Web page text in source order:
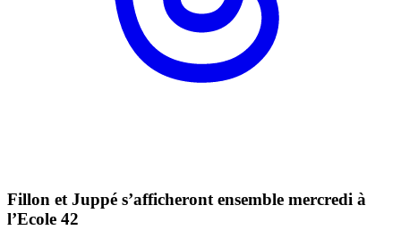
Fillon et Juppé s’afficheront ensemble mercredi à
l’Ecole 42